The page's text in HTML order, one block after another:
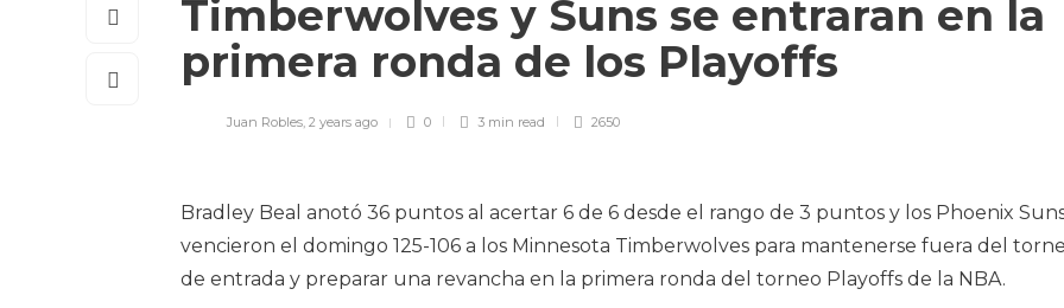
Timberwolves y Suns se entraran en la
primera ronda de los Playoffs
Juan Robles, 2 years ago 0 3 min read 2650
Bradley Beal anotó 36 puntos al acertar 6 de 6 desde el rango de 3 puntos y los Phoenix
vencieron el domingo 125-106 a los Minnesota Timberwolves para mantenerse fuera del
de entrada y preparar una revancha en la primera ronda del torneo Playoffs de la NBA.